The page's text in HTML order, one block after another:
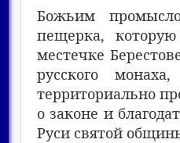
Божьим
пещерка,
местечке
русского
территориально
о законе и
Руси святой